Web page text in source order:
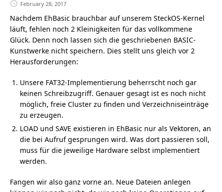
February 28, 2017
Nachdem EhBasic brauchbar auf unserem SteckOS-Kernel
läuft, fehlen noch 2 Kleinigkeiten für das vollkommene
Glück. Denn noch lassen sich die geschriebenen BASIC-
Kunstwerke nicht speichern. Dies stellt uns gleich vor 2
Herausforderungen:
Unsere FAT32-Implementierung beherrscht noch gar
keinen Schreibzugriff. Genauer gesagt ist es noch nicht
möglich, freie Cluster zu finden und Verzeichniseinträge
zu erzeugen.
LOAD und SAVE existieren in EhBasic nur als Vektoren, an
die bei Aufruf gesprungen wird. Was dort passieren soll,
muss für die jeweilige Hardware selbst implementiert
werden.
Fangen wir also ganz vorne an. Neue Dateien anlegen